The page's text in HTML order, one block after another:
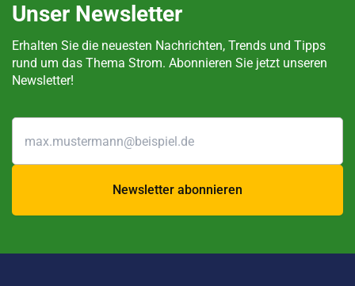
Unser Newsletter
Erhalten Sie die neuesten Nachrichten, Trends und Tipps
rund um das Thema Strom. Abonnieren Sie jetzt unseren
Newsletter!
Newsletter abonnieren